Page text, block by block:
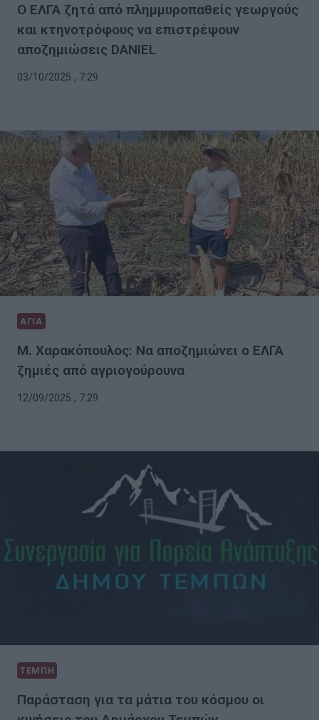
Ο ΕΛΓΑ ζητά από πλημμυροπαθείς γεωργούς
και κτηνοτρόφους να επιστρέψουν
αποζημιώσεις DANIEL
03/10/2025 , 7:29
ΑΓΙΑ
Μ. Χαρακόπουλος: Να αποζημιώνει ο ΕΛΓΑ
ζημιές από αγριογούρουνα
12/09/2025 , 7:29
ΤΕΜΠΗ
Παράσταση για τα μάτια του κόσμου οι